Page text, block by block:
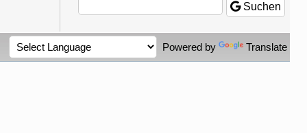
Suchen
Powered by Translate